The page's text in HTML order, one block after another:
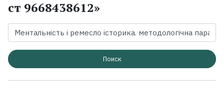
Книги
Экранизации
ст 9668438612»
Поиск